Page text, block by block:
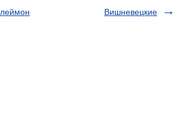
Вишневецкие